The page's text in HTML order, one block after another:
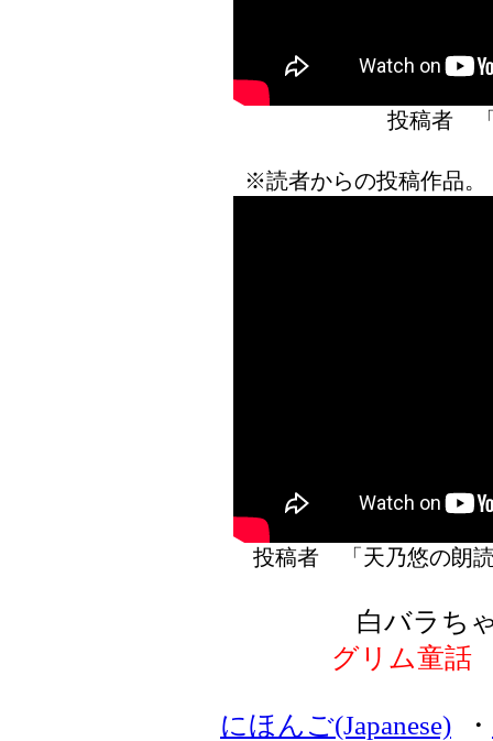
投稿者
※読者からの投稿作品
投稿者 「天乃悠の
白バラち
グリム童話
にほんご(Japanese) ・